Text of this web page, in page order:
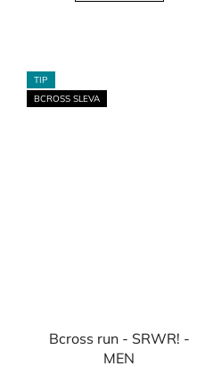
TIP
BCROSS SLEVA
Bcross run - SRWR! -
MEN